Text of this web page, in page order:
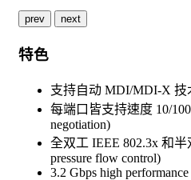
prev next
特色
支持自动 MDI/MDI-X 技
每端口皆支持速度 10/
negotiation)
全双工 IEEE 802.3x 和
pressure flow control)
3.2 Gbps high